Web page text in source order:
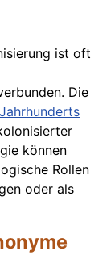
ist oft
Die
Jahrhunderts
können
Rollen
oder als